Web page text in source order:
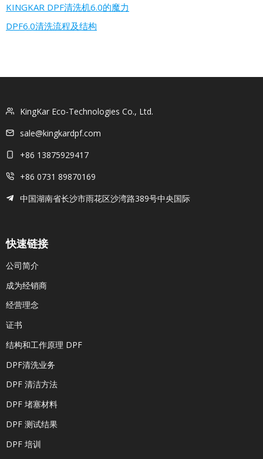
KINGKAR DPF清洗机6.0的魔力
DPF6.0清洗流程及结构
KingKar Eco-Technologies Co., Ltd.
sale@kingkardpf.com
+86 13875929417
+86 0731 89870169
中国湖南省长沙市雨花区沙湾路389号中央国际
快速链接
公司简介
成为经销商
经营理念
证书
结构和工作原理 DPF
DPF清洗业务
DPF 清洁方法
DPF 堵塞材料
DPF 测试结果
DPF 培训